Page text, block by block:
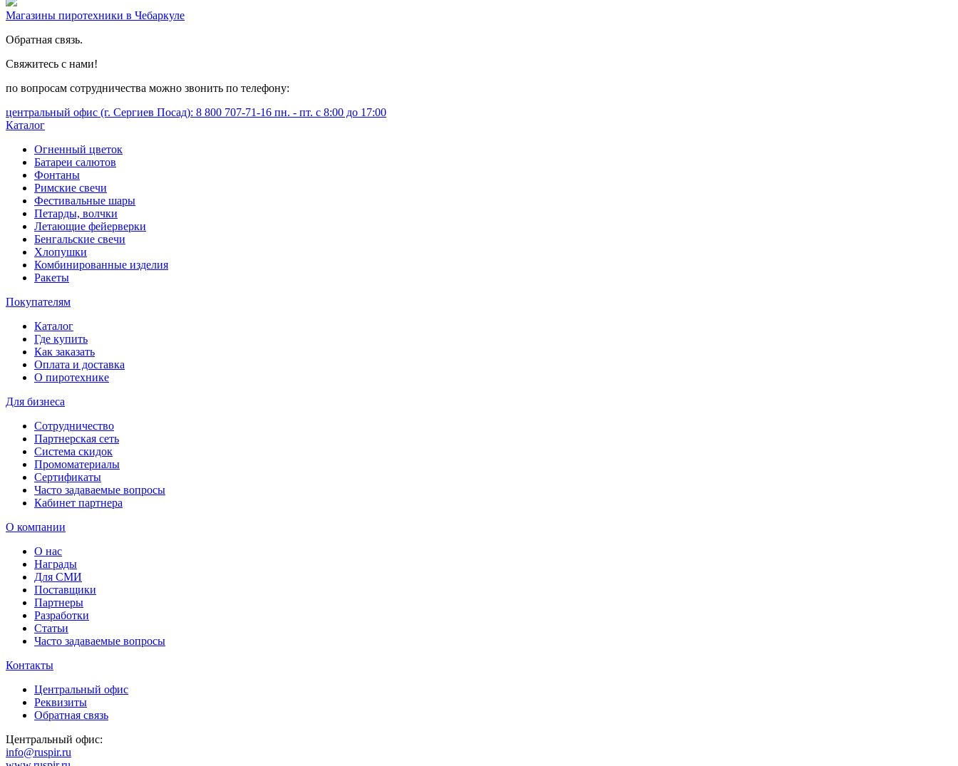
Магазины пиротехники в Чебаркуле
Обратная связь.
Свяжитесь с нами!
по вопросам сотрудничества можно звонить по телефону:
центральный офис (г. Сергиев Посад): 8 800 707-71-16 пн. - пт. с 8:00 до 17:00
Каталог
Огненный цветок
Батареи салютов
Фонтаны
Римские свечи
Фестивальные шары
Петарды, волчки
Летающие фейерверки
Бенгальские свечи
Хлопушки
Комбинированные изделия
Ракеты
Покупателям
Каталог
Где купить
Как заказать
Оплата и доставка
О пиротехнике
Для бизнеса
Сотрудничество
Партнерская сеть
Система скидок
Промоматериалы
Сертификаты
Часто задаваемые вопросы
Кабинет партнера
О компании
О нас
Награды
Для СМИ
Поставщики
Партнеры
Разработки
Статьи
Часто задаваемые вопросы
Контакты
Центральный офис
Реквизиты
Обратная связь
Центральный офис:
info@ruspir.ru